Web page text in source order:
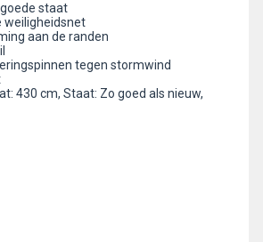
staat
weiligheidsnet
aan de randen
tegen stormwind
430 cm, Staat: Zo goed als nieuw,